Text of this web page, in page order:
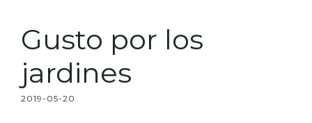
Gusto por los
jardines
2019-05-20